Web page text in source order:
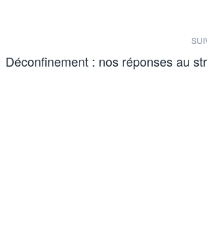
Déconfinement : nos réponses au